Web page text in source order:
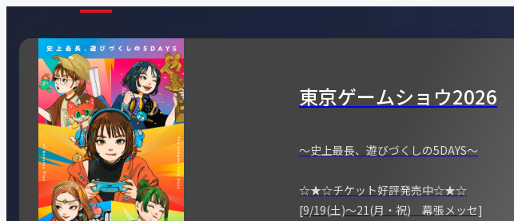
東京ゲームショウ2026
～史上最長、遊びづくしの5DAYS～
☆★☆チケット好評発売中☆★☆
[9/19(土)～21(月・祝) 幕張メッセ]